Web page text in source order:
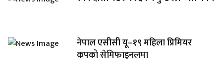
नेपाल एसीसी यू–१९ महिला प्रिमियर
कपको सेमिफाइनलमा